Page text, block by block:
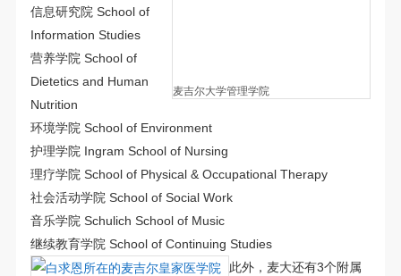
麦吉尔大学管理学院
信息研究院 School of
Information Studies
营养学院 School of
Dietetics and Human
Nutrition
环境学院 School of Environment
护理学院 Ingram School of Nursing
理疗学院 School of Physical & Occupational Therapy
社会活动学院 School of Social Work
音乐学院 Schulich School of Music
继续教育学院 School of Continuing Studies
此外，麦大还有3个附属